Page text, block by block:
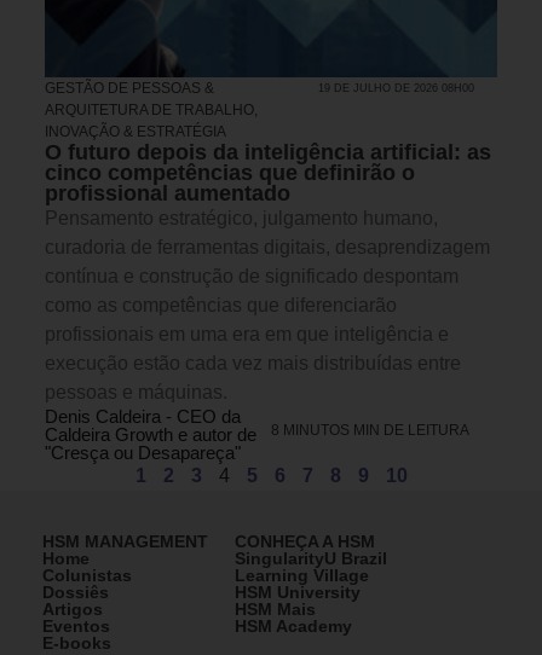
GESTÃO DE PESSOAS &
ARQUITETURA DE TRABALHO,
INOVAÇÃO & ESTRATÉGIA
19 DE JULHO DE 2026 08H00
O futuro depois da inteligência artificial: as
cinco competências que definirão o
profissional aumentado
Pensamento estratégico, julgamento humano,
curadoria de ferramentas digitais, desaprendizagem
contínua e construção de significado despontam
como as competências que diferenciarão
profissionais em uma era em que inteligência e
execução estão cada vez mais distribuídas entre
pessoas e máquinas.
Denis Caldeira - CEO da
Caldeira Growth e autor de
"Cresça ou Desapareça"
8 MINUTOS MIN DE LEITURA
1 2 3 4 5 6 7 8 9 10
HSM MANAGEMENT
Home
Colunistas
Dossiês
Artigos
Eventos
E-books
CONHEÇA A HSM
SingularityU Brazil
Learning Village
HSM University
HSM Mais
HSM Academy